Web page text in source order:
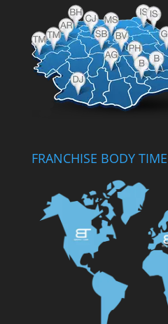
FRANCHISE BODY TIME